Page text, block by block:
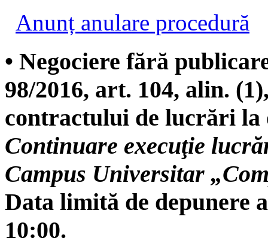
Anunț anulare procedură
• Negociere fără
98/2016, art. 104, alin.
contractului de lucrări la
Continuare execuţie
Campus Universitar
Data limită de depunere
10:00.